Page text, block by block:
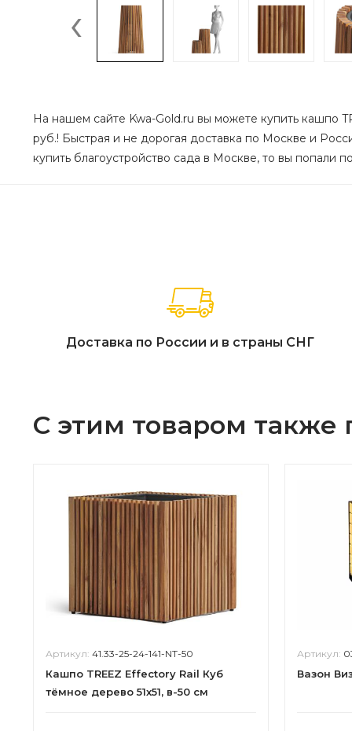
‹
На нашем сайте Kwa-Gold.ru вы можете купить кашпо
руб.! Быстрая и не дорогая доставка по Москве и
купить благоустройство сада в Москве, то вы попали
Доставка по России и в страны СНГ
С этим товаром также
Артикул: 41.33-25-24-141-NT-50
Кашпо TREEZ Effectory Rail Куб
тёмное дерево 51х51, в-50 см
Артикул:
Вазон